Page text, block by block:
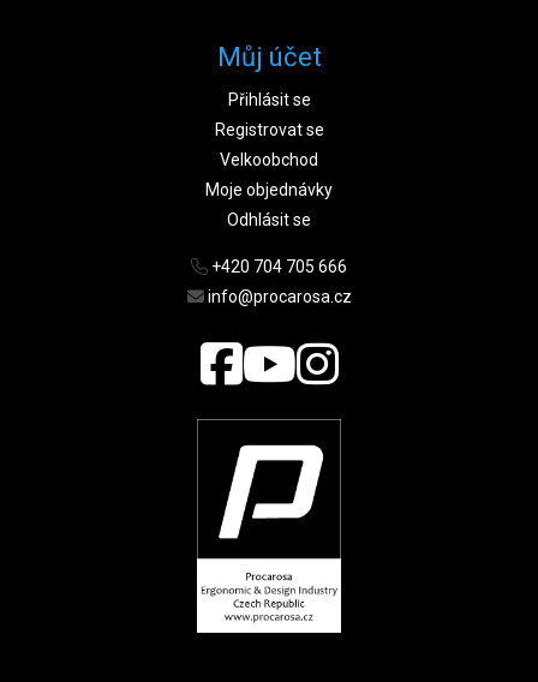
Můj účet
Přihlásit se
Registrovat se
Velkoobchod
Moje objednávky
Odhlásit se
+420 704 705 666
info@procarosa.cz